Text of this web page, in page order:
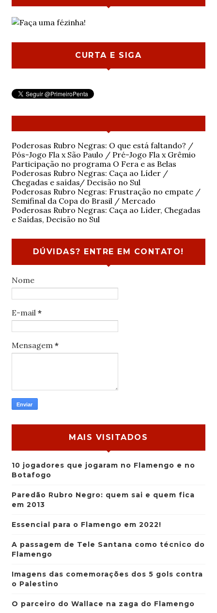
CURTA E SIGA
Poderosas Rubro Negras: O que está faltando? /
Pós-Jogo Fla x São Paulo / Pré-Jogo Fla x Grêmio
Participação no programa O Fera e as Belas
Poderosas Rubro Negras: Caça ao Líder /
Chegadas e saídas/ Decisão no Sul
Poderosas Rubro Negras: Frustração no empate /
Semifinal da Copa do Brasil / Mercado
Poderosas Rubro Negras: Caça ao Líder, Chegadas
e Saídas, Decisão no Sul
DÚVIDAS? ENTRE EM CONTATO!
Nome
E-mail *
Mensagem *
MAIS VISITADOS
10 jogadores que jogaram no Flamengo e no
Botafogo
Paredão Rubro Negro: quem sai e quem fica
em 2013
Essencial para o Flamengo em 2022!
A passagem de Tele Santana como técnico do
Flamengo
Imagens das comemorações dos 5 gols contra
o Palestino
O parceiro do Wallace na zaga do Flamengo